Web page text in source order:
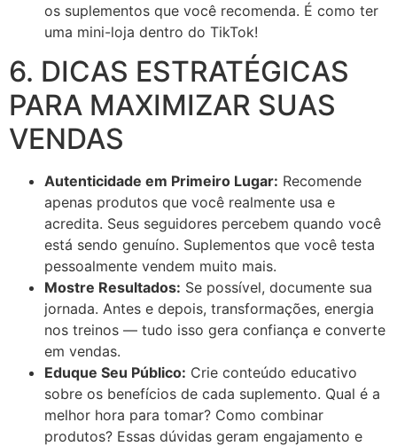
os suplementos que você recomenda. É como ter
uma mini-loja dentro do TikTok!
6. DICAS ESTRATÉGICAS
PARA MAXIMIZAR SUAS
VENDAS
Autenticidade em Primeiro Lugar: Recomende
apenas produtos que você realmente usa e
acredita. Seus seguidores percebem quando você
está sendo genuíno. Suplementos que você testa
pessoalmente vendem muito mais.
Mostre Resultados: Se possível, documente sua
jornada. Antes e depois, transformações, energia
nos treinos — tudo isso gera confiança e converte
em vendas.
Eduque Seu Público: Crie conteúdo educativo
sobre os benefícios de cada suplemento. Qual é a
melhor hora para tomar? Como combinar
produtos? Essas dúvidas geram engajamento e